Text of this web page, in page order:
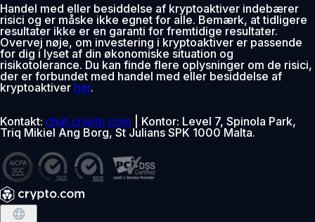
Handel med eller besiddelse af kryptoaktiver indebærer
risici og er måske ikke egnet for alle. Bemærk, at tidligere
resultater ikke er en garanti for fremtidige resultater.
Overvej nøje, om investering i kryptoaktiver er passende
for dig i lyset af din økonomiske situation og
risikotolerance. Du kan finde flere oplysninger om de risici,
der er forbundet med handel med eller besiddelse af
kryptoaktiver her.
Kontakt: chat.crypto.com | Kontor: Level 7, Spinola Park,
Triq Mikiel Ang Borg, St Julians SPK 1000 Malta.